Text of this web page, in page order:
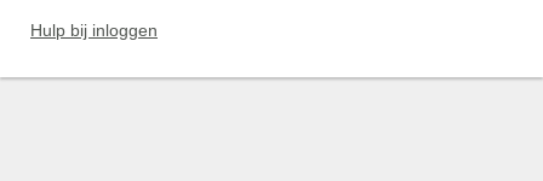
Hulp bij inloggen